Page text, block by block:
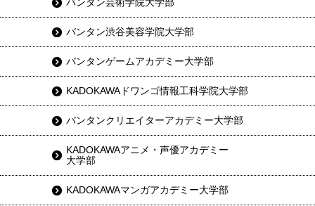
バンタン渋谷美容学院大学部
バンタンゲームアカデミー大学部
KADOKAWAドワンゴ情報工科学院大学部
バンタンクリエイターアカデミー大学部
KADOKAWAアニメ・声優アカデミー
大学部
KADOKAWAマンガアカデミー大学部